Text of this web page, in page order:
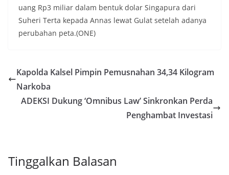
uang Rp3 miliar dalam bentuk dolar Singapura dari
Suheri Terta kepada Annas lewat Gulat setelah adanya
perubahan peta.(ONE)
Kapolda Kalsel Pimpin Pemusnahan 34,34 Kilogram
Narkoba
ADEKSI Dukung ‘Omnibus Law’ Sinkronkan Perda
Penghambat Investasi
Tinggalkan Balasan